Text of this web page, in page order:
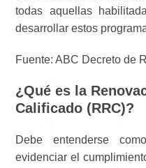
todas aquellas
desarrollar estos
Fuente: ABC Decreto de
¿Qué es la
Calificado (RRC)?
Debe entenderse
evidenciar el